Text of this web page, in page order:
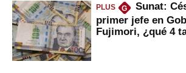
PLUS G
Sunat:
primer jefe en
Fujimori, ¿qué 4